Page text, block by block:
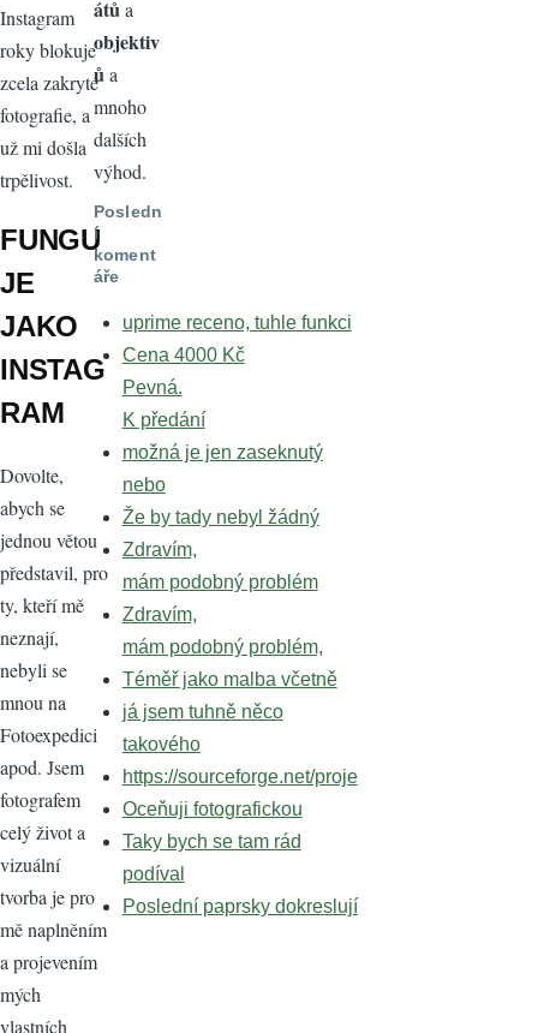
Instagram
roky blokuje
zcela zakryté
fotografie, a
už mi došla
trpělivost.
FUNGU
JE
JAKO
INSTAG
RAM
Dovolte,
abych se
jednou větou
představil, pro
ty, kteří mě
neznají,
nebyli se
mnou na
Fotoexpedici
apod. Jsem
fotografem
celý život a
vizuální
tvorba je pro
mě naplněním
a projevením
mých
vlastních
átů a
objektiv
ů a
mnoho
dalších
výhod.
Posledn
í
koment
áře
uprime receno, tuhle funkci
Cena 4000 Kč
Pevná.
K předání
možná je jen zaseknutý
nebo
Že by tady nebyl žádný
Zdravím,
mám podobný problém
Zdravím,
mám podobný problém,
Téměř jako malba včetně
já jsem tuhně něco
takového
https://sourceforge.net/proje
Oceňuji fotografickou
Taky bych se tam rád
podíval
Poslední paprsky dokreslují